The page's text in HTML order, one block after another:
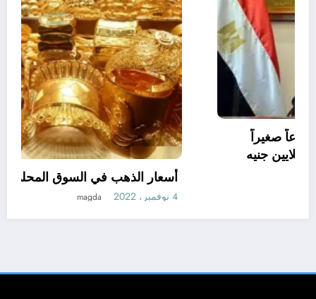
اللواء هشام آمنة : تمويل 394 مشروعاً صغيراً
ومتناهى الصغر بجملة استثمارات 6 ملايين جنيه
نبض مصر الحره